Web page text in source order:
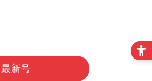
最新号